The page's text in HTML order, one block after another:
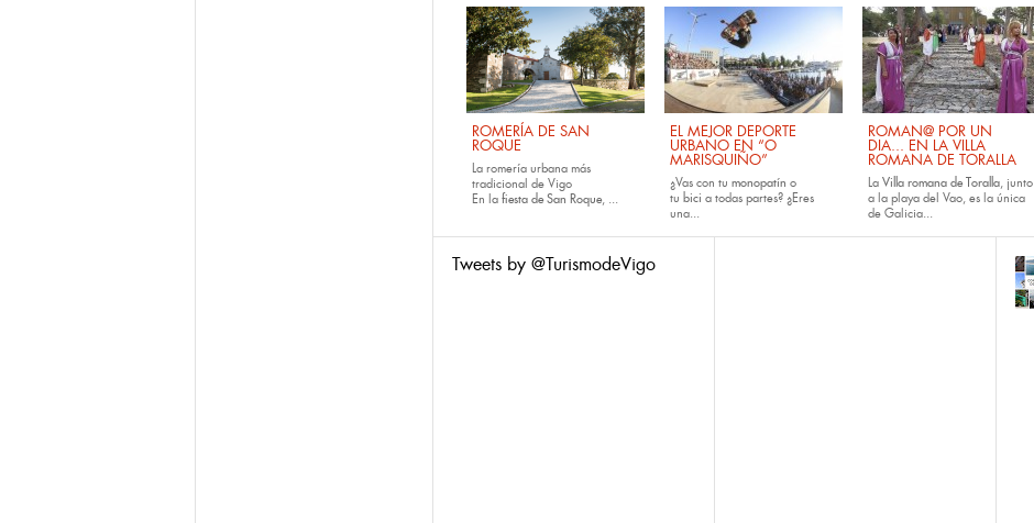
ROMERÍA DE SAN
ROQUE
La romería urbana más
tradicional de Vigo
En la fiesta de San Roque, ...
EL MEJOR DEPORTE
URBANO EN “O
MARISQUIÑO”
¿Vas con tu monopatín o
tu bici a todas partes? ¿Eres
una...
ROMAN@ POR UN
DIA... EN LA VILLA
ROMANA DE TORALLA
La Villa romana de Toralla, junto
a la playa del Vao, es la única
de Galicia...
Tweets by @TurismodeVigo